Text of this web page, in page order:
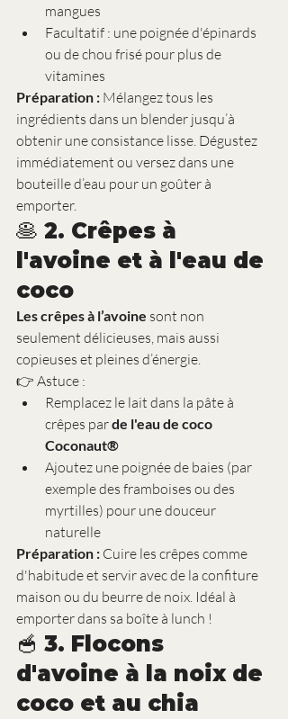
mangues
Facultatif : une poignée d'épinards
ou de chou frisé pour plus de
vitamines
Préparation : Mélangez tous les
ingrédients dans un blender jusqu’à
obtenir une consistance lisse. Dégustez
immédiatement ou versez dans une
bouteille d’eau pour un goûter à
emporter.
🥞 2. Crêpes à
l'avoine et à l'eau de
coco
Les crêpes à l’avoine sont non
seulement délicieuses, mais aussi
copieuses et pleines d’énergie.
👉 Astuce :
Remplacez le lait dans la pâte à
crêpes par de l'eau de coco
Coconaut®
Ajoutez une poignée de baies (par
exemple des framboises ou des
myrtilles) pour une douceur
naturelle
Préparation : Cuire les crêpes comme
d'habitude et servir avec de la confiture
maison ou du beurre de noix. Idéal à
emporter dans sa boîte à lunch !
🥣 3. Flocons
d'avoine à la noix de
coco et au chia